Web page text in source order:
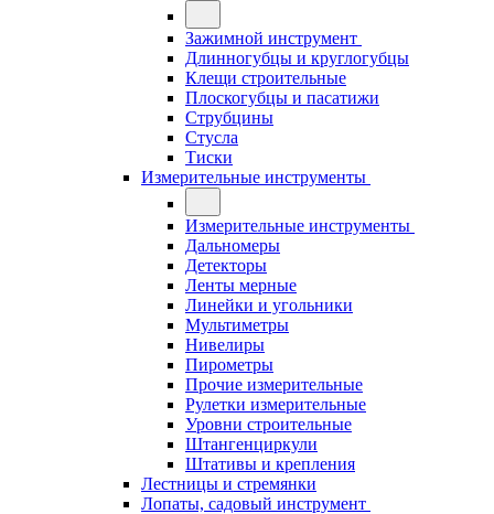
Зажимной инструмент
Длинногубцы и круглогубцы
Клещи строительные
Плоскогубцы и пасатижи
Струбцины
Стусла
Тиски
Измерительные инструменты
Измерительные инструменты
Дальномеры
Детекторы
Ленты мерные
Линейки и угольники
Мультиметры
Нивелиры
Пирометры
Прочие измерительные
Рулетки измерительные
Уровни строительные
Штангенциркули
Штативы и крепления
Лестницы и стремянки
Лопаты, садовый инструмент